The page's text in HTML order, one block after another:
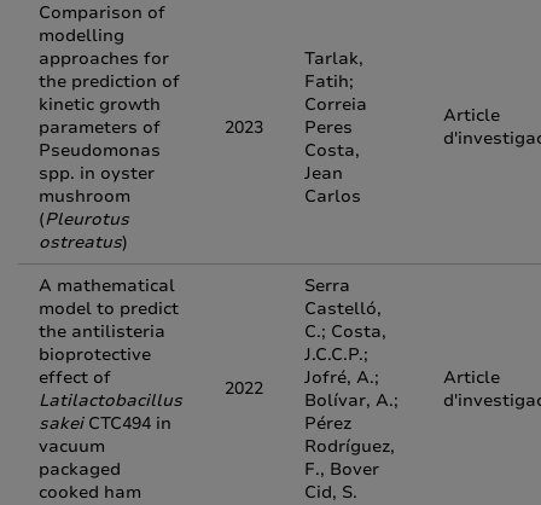
Comparison of
modelling
approaches for
the prediction of
kinetic growth
parameters of
Pseudomonas
spp. in oyster
mushroom
(Pleurotus
ostreatus)
2023
Tarlak,
Fatih;
Correia
Peres
Costa,
Jean
Carlos
Article
A mathematical
model to predict
the antilisteria
bioprotective
effect of
Latilactobacillus
sakeiCTC494 in
vacuum
packaged
cooked ham
2022
Serra
Castelló,
C.; Costa,
J.C.C.P.;
Jofré, A.;
Bolívar, A.;
Pérez
Rodríguez,
F., Bover
Cid, S.
Article